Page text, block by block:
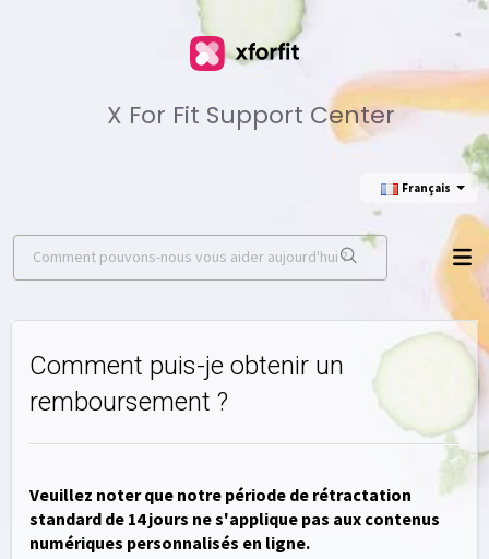
X For Fit Support Center
Français
Comment puis-je obtenir un
remboursement ?
Veuillez noter que notre période de rétractation
standard de 14 jours ne s'applique pas aux contenus
numériques personnalisés en ligne.